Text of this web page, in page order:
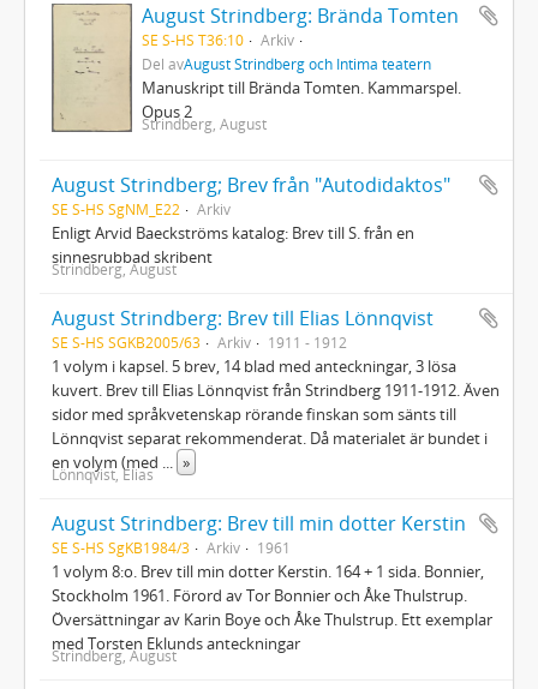
August Strindberg: Brända Tomten
SE S-HS T36:10
Arkiv
Del avAugust Strindberg och Intima teatern
Manuskript till Brända Tomten. Kammarspel.
Opus 2
Strindberg, August
August Strindberg; Brev från "Autodidaktos"
SE S-HS SgNM_E22 Arkiv
Enligt Arvid Baeckströms katalog: Brev till S. från en
sinnesrubbad skribent
Strindberg, August
August Strindberg: Brev till Elias Lönnqvist
SE S-HS SGKB2005/63 Arkiv 1911 - 1912
1 volym i kapsel. 5 brev, 14 blad med anteckningar, 3 lösa
kuvert. Brev till Elias Lönnqvist från Strindberg 1911-1912. Även
sidor med språkvetenskap rörande finskan som sänts till
Lönnqvist separat rekommenderat. Då materialet är bundet i
en volym (med
»
Lönnqvist, Elias
August Strindberg: Brev till min dotter Kerstin
SE S-HS SgKB1984/3 Arkiv 1961
1 volym 8:o. Brev till min dotter Kerstin. 164 + 1 sida. Bonnier,
Stockholm 1961. Förord av Tor Bonnier och Åke Thulstrup.
Översättningar av Karin Boye och Åke Thulstrup. Ett exemplar
med Torsten Eklunds anteckningar
Strindberg, August